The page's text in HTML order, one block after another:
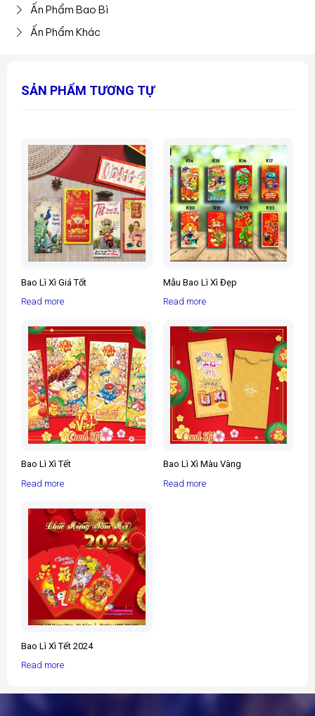
Ấn Phẩm Bao Bì
Ấn Phẩm Khác
SẢN PHẨM TƯƠNG TỰ
Bao Lì Xì Giá Tốt
Read more
Mẫu Bao Lì Xì Đẹp
Read more
Bao Lì Xì Tết
Read more
Bao Lì Xì Màu Vàng
Read more
Bao Lì Xì Tết 2024
Read more